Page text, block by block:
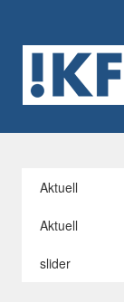
Aktuell
Aktuell
slider